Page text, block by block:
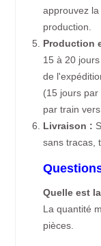
approuvez
production.
Production
15 à 20
de
(15 jours
par train
Livraison :
sans tracas,
Quelle est
La quantité
pièces.